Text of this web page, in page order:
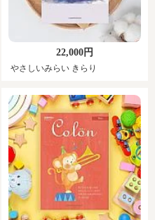
22,000円
やさしいみらい きらり